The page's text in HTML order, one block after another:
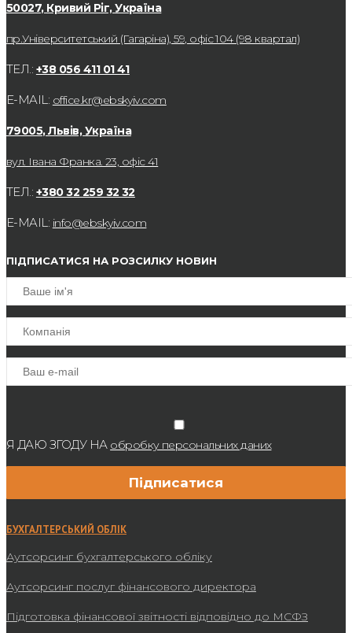
50027, Кривий Ріг, Україна
пр.Університетський (Гагаріна), 59, офіс 104 (98 квартал)
ТЕЛ.: +38 056 411 01 41
E-MAIL: office.kr@ebskyiv.com
79005, Львів, Україна
вул. Івана Франка. 23, офіс 41
ТЕЛ.: +380 32 259 32 32
E-MAIL: info@ebskyiv.com
ПІДПИСАТИСЯ НА РОЗСИЛКУ НОВИН
Я ДАЮ ЗГОДУ НА обробку персональних даних
БУХГАЛТЕРСЬКИЙ ОБЛІК
Аутсорсинг бухгалтерського обліку
Аутсорсинг послуг фінансового директора
Підготовка фінансової звітності відповідно до МСФЗ